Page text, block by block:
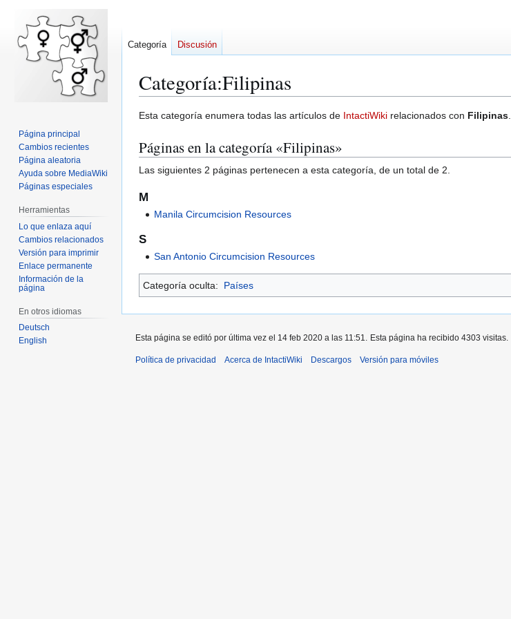
Categoría:Filipinas
Ir
la
navegación
Ir
la
búsqueda
Esta categoría enumera todas las artículos de IntactiWiki relacionados con Filipinas.
Páginas en la categoría «Filipinas»
Las siguientes 2 páginas pertenecen a esta categoría, de un total de 2.
M
Manila Circumcision Resources
S
San Antonio Circumcision Resources
Categoría oculta: Países
Categoría Discusión
Página principal
Cambios recientes
Página aleatoria
Ayuda sobre MediaWiki
Páginas especiales
Herramientas
Lo que enlaza aquí
Cambios relacionados
Versión para imprimir
Enlace permanente
Información de la
página
En otros idiomas
Deutsch
English
Esta página se editó por última vez el 14 feb 2020 a las 11:51. Esta página ha recibido 4303 visitas.
Política de privacidad Acerca de IntactiWiki Descargos Versión para móviles